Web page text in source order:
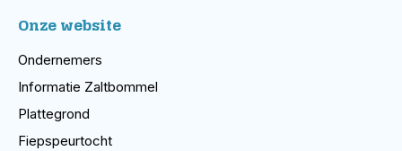
Onze website
Ondernemers
Informatie Zaltbommel
Plattegrond
Fiepspeurtocht